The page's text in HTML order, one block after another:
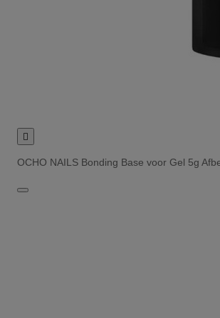

OCHO NAILS Bonding Base voor Gel 5g